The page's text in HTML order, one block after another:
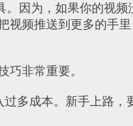
。因为，如果你的视频
视频推送到更多的手
非常重要。
多成本。新手上路，